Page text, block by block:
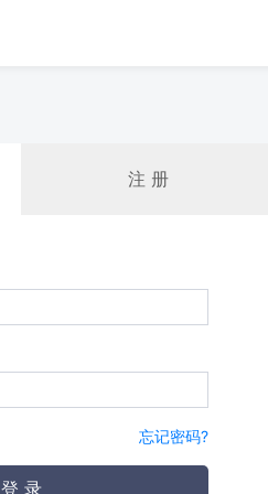
注 册
忘记密码?
登 录